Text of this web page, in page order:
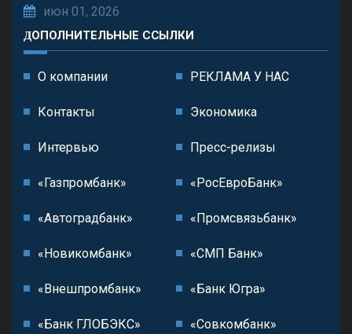
июн 01, 2026
ДОПОЛНИТЕЛЬНЫЕ ССЫЛКИ
О компании РЕКЛАМА У НАС
Контакты Экономика
Интервью Пресс-релизы
«Газпромбанк» «РосЕвроБанк»
«Автоградбанк» «Промсвязьбанк»
«Новикомбанк» «СМП Банк»
«Внешпромбанк» «Банк Югра»
«Банк ГЛОБЭКС» «Совкомбанк»